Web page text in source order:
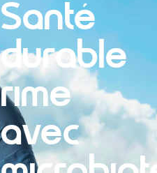
Santé
durable
rime
avec